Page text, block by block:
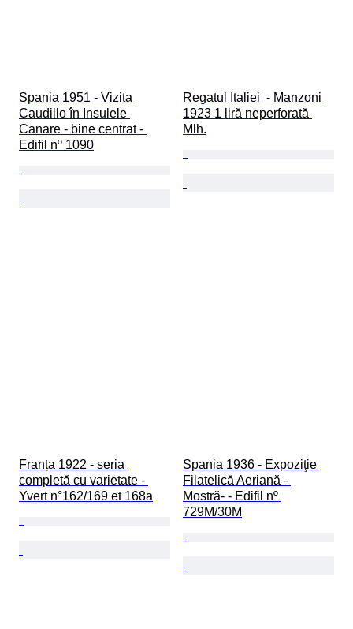
Spania 1951 - Vizita
Caudillo în Insulele
Canare - bine centrat -
Edifil nº 1090
Regatul Italiei  - Manzoni
1923 1 liră neperforată
Mlh.
Franța 1922 - seria
completă cu varietate -
Yvert n°162/169 et 168a
Spania 1936 - Expoziţie
Filatelică Aeriană -
Mostră- - Edifil nº
729M/30M